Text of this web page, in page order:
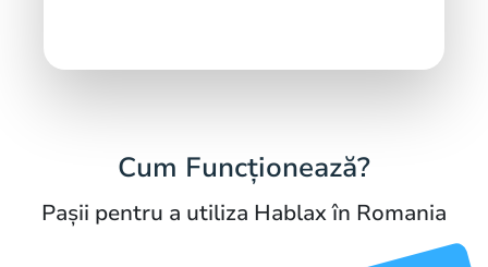
Cum Funcționează?
Pașii pentru a utiliza Hablax în Romania